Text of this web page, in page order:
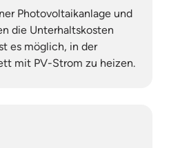
Photovoltaikanlage und
die Unterhaltskosten
es möglich, in der
mit PV-Strom zu heizen.